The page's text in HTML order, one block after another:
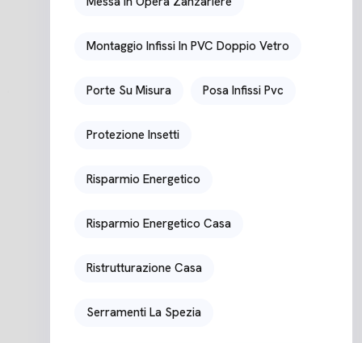
Montaggio Infissi In PVC Doppio Vetro
Porte Su Misura Posa Infissi Pvc
Protezione Insetti
Risparmio Energetico
Risparmio Energetico Casa
Ristrutturazione Casa
Serramenti La Spezia